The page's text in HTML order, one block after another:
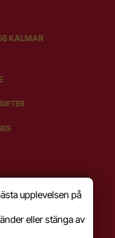
KALMAR
upplevelsen på
eller stänga av